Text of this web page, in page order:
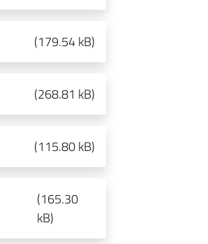
(179.54 kB)
(268.81 kB)
(115.80 kB)
(165.30
kB)